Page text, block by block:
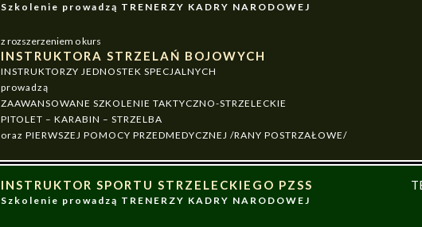
Szkolenie prowadzą TRENERZY KADRY NARODOWEJ
z rozszerzeniem o kurs
INSTRUKTORA STRZELAŃ BOJOWYCH
INSTRUKTORZY JEDNOSTEK SPECJALNYCH
prowadzą
ZAAWANSOWANE SZKOLENIE TAKTYCZNO-STRZELECKIE
PITOLET – KARABIN – STRZELBA
oraz PIERWSZEJ POMOCY PRZEDMEDYCZNEJ /RANY POSTRZAŁOWE/
INSTRUKTOR SPORTU STRZELECKIEGO PZSS
Szkolenie prowadzą TRENERZY KADRY NARODOWEJ